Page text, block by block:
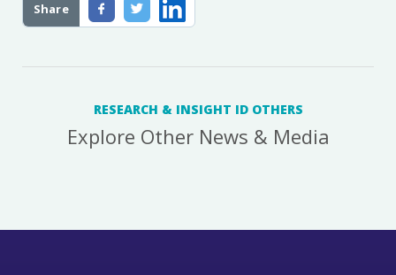
Share
RESEARCH & INSIGHT ID OTHERS
Explore Other News & Media